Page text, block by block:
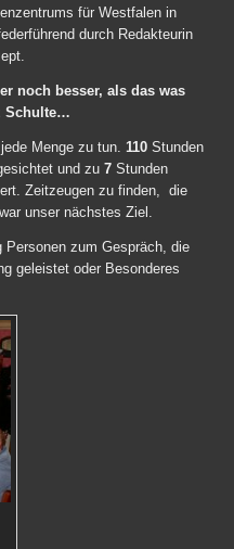
für Westfalen in
durch Redakteurin
noch besser, als das was
Schulte…
Menge zu tun. 110 Stunden
und zu 7 Stunden
Zeitzeugen zu finden, die
unser nächstes Ziel.
zum Gespräch, die
geleistet oder Besonderes